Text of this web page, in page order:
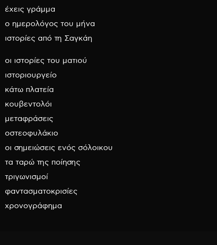
έχεις γράμμα
ο ημερολόγος του μήνα
ιστορίες από τη Σαγκάη
οι ιστορίες του ματιού
ιστοριουργείο
κάτω πλατεία
κουβεντολόι
μεταφράσεις
οστεοφυλάκιο
οι σημειώσεις ενός σόλοικου
τα ταρώ της ποίησης
τριγωνισμοί
φαντασματοκρισίες
χρονογράφημα